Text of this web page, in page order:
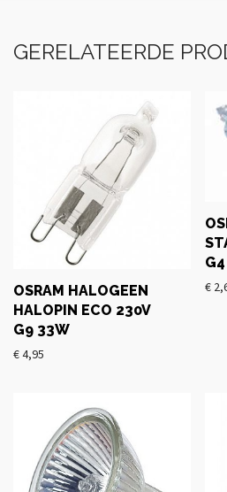
GERELATEERDE
OSRAM HALOGEEN
HALOPIN ECO 230V
G9 33W
€4,95
G4
€